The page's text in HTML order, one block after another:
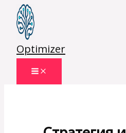
Перейти
содержимому
Optimizer